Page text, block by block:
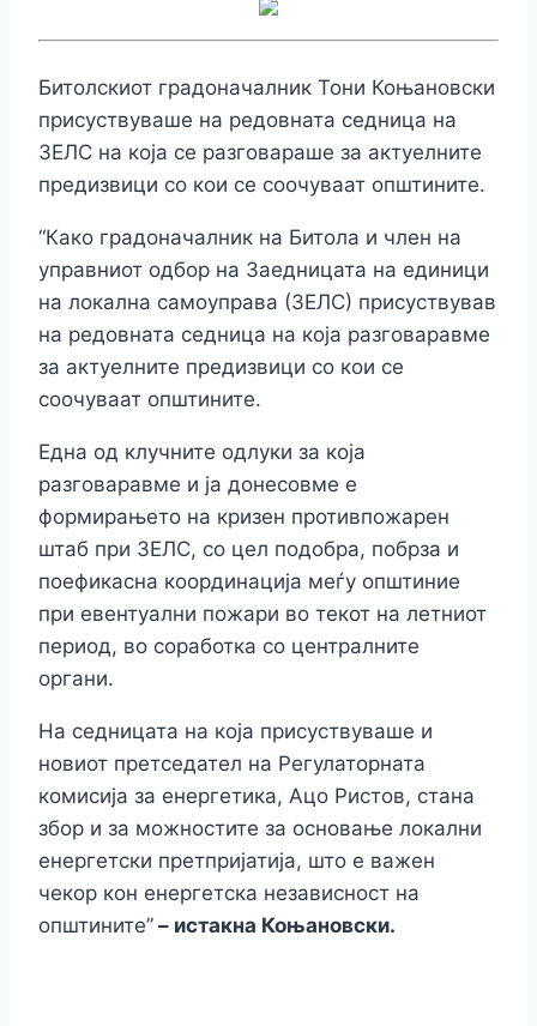
Битолскиот градоначалник Тони Коњановски
присуствуваше на редовната седница на
ЗЕЛС на која се разговараше за актуелните
предизвици со кои се соочуваат општините.
“Како градоначалник на Битола и член на
управниот одбор на Заедницата на единици
на локална самоуправа (ЗЕЛС) присуствував
на редовната седница на која разговаравме
за актуелните предизвици со кои се
соочуваат општините.
Една од клучните одлуки за која
разговаравме и ја донесовме е
формирањето на кризен противпожарен
штаб при ЗЕЛС, со цел подобра, побрза и
поефикасна координација меѓу општиние
при евентуални пожари во текот на летниот
период, во соработка со централните
органи.
На седницата на која присуствуваше и
новиот претседател на Регулаторната
комисија за енергетика, Ацо Ристов, стана
збор и за можностите за основање локални
енергетски претпријатија, што е важен
чекор кон енергетска независност на
општините” – истакна Коњановски.